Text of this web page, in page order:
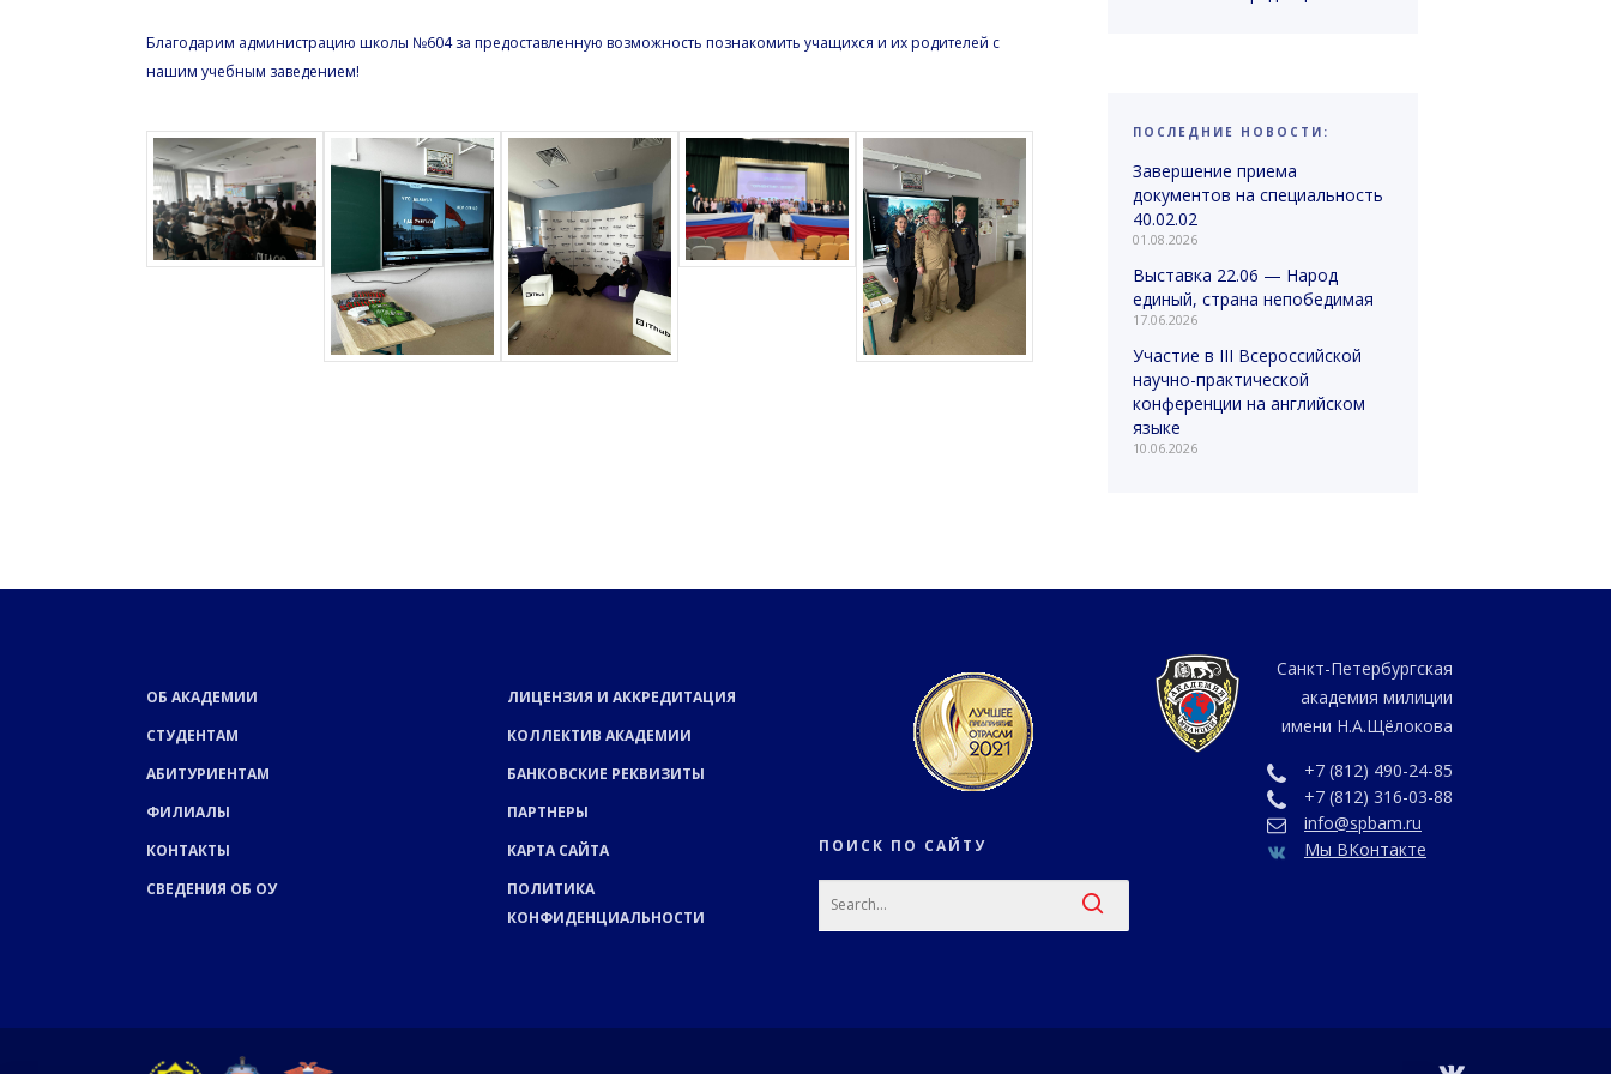
Благодарим администрацию школы №604 за предоставленную возможность познакомить учащихся и их родителей с
нашим учебным заведением!
ПОСЛЕДНИЕ НОВОСТИ:
Завершение приема
документов на специальность
40.02.02
01.08.2026
Выставка 22.06 — Народ
единый, страна непобедимая
17.06.2026
Участие в III Всероссийской
научно-практической
конференции на английском
языке
10.06.2026
ОБ АКАДЕМИИ
СТУДЕНТАМ
АБИТУРИЕНТАМ
ФИЛИАЛЫ
КОНТАКТЫ
СВЕДЕНИЯ ОБ ОУ
ЛИЦЕНЗИЯ И АККРЕДИТАЦИЯ
КОЛЛЕКТИВ АКАДЕМИИ
БАНКОВСКИЕ РЕКВИЗИТЫ
ПАРТНЕРЫ
КАРТА САЙТА
ПОЛИТИКА
КОНФИДЕНЦИАЛЬНОСТИ
ПОИСК ПО САЙТУ
Санкт-Петербургская
академия милиции
имени Н.А.Щёлокова
+7 (812) 490-24-85
+7 (812) 316-03-88
info@spbam.ru
Мы ВКонтакте
vk